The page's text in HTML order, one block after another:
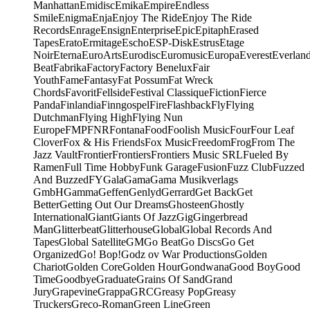
ManhattanEmidiscEmikaEmpireEndless
SmileEnigmaEnjaEnjoy The RideEnjoy The Ride
RecordsEnrageEnsignEnterpriseEpicEpitaphErased
TapesEratoErmitageEschoESP-DiskEstrusEtage
NoirEternaEuroArtsEurodiscEuromusicEuropaEverest
BeatFabrikaFactoryFactory BeneluxFair
YouthFameFantasyFat PossumFat Wreck
ChordsFavoritFellsideFestival ClassiqueFictionFierce
PandaFinlandiaFinngospelFireFlashbackFlyFlying
DutchmanFlying HighFlying Nun
EuropeFMPFNRFontanaFoodFoolish MusicFourFour Leaf
CloverFox & His FriendsFox MusicFreedomFrogFrom The
Jazz VaultFrontierFrontiersFrontiers Music SRLFueled By
RamenFull Time HobbyFunk GarageFusionFuzz ClubFuzzed
And BuzzedFYGalaGamaGama Musikverlags
GmbHGammaGeffenGenlydGerrardGet BackGet
BetterGetting Out Our DreamsGhosteenGhostly
InternationalGiantGiants Of JazzGigGingerbread
ManGlitterbeatGlitterhouseGlobalGlobal Records And
TapesGlobal SatelliteGMGo BeatGo DiscsGo Get
OrganizedGo! Bop!Godz ov War ProductionsGolden
ChariotGolden CoreGolden HourGondwanaGood BoyGood
TimeGoodbyeGraduateGrains Of SandGrand
JuryGrapevineGrappaGRCGreasy PopGreasy
TruckersGreco-RomanGreen LineGreen